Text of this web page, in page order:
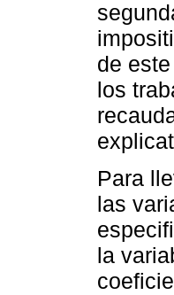
de
los
Para
las
la